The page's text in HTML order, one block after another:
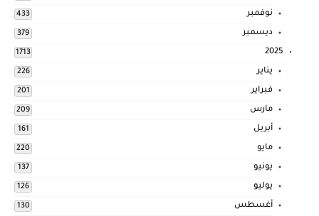
نوفمبر 433
ديسمبر 379
2025
1713
يناير 226
فبراير 201
مارس 209
أبريل 161
مايو 220
يونيو 137
يوليو 126
أغسطس 130